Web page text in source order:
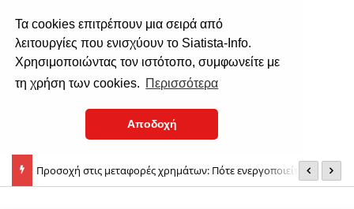
Τα cookies επιτρέπουν μια σειρά από
λειτουργίες που ενισχύουν το Siatista-Info.
Χρησιμοποιώντας τον ιστότοπο, συμφωνείτε με
τη χρήση των cookies. Περισσότερα
Αποδοχή
Προσοχή στις μεταφορές χρημάτων: Πότε ενεργοποιείται φόρος
Μελιτζάνα με χταπόδι στον φούρνο αγιορείτικη